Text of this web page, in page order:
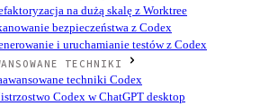
na dużą skalę z Worktree
bezpieczeństwa z Codex
i uruchamianie testów z Codex
TECHNIKI
techniki Codex
Codex w ChatGPT desktop